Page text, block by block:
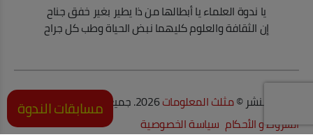
مسابقات الندوة
يا ندوة العلماء يا أبطالها من ذا يطير بغير خفق جناح
إن الثقافة والعلوم كليهما نبض الحياة وطب كل جراح
حقوق النشر ©مثلث المعلومات2026. جميع الحقوق محفوظة.
الشروط و الأحكام سياسة الخصوصية